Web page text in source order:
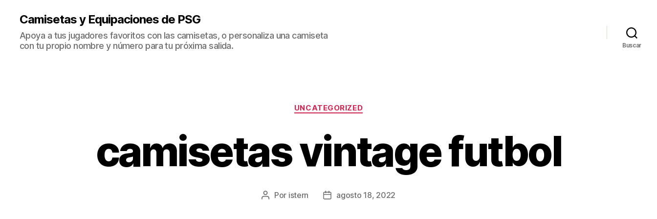
Camisetas y Equipaciones de PSG
Apoya a tus jugadores favoritos con las camisetas, o personaliza una camiseta
con tu propio nombre y número para tu próxima salida.
Buscar
Categorías
UNCATEGORIZED
camisetas vintage futbol
Autor
Por istern
Fechaagosto 18, 2022